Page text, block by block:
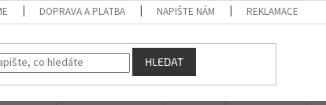
DOPRAVA A PLATBA NAPIŠTE NÁM REKLAMACE
HLEDAT